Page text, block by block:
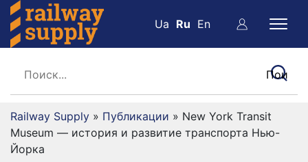
Ua Ru En
Railway Supply » Публикации » New York Transit
Museum — история и развитие транспорта Нью-
Йорка